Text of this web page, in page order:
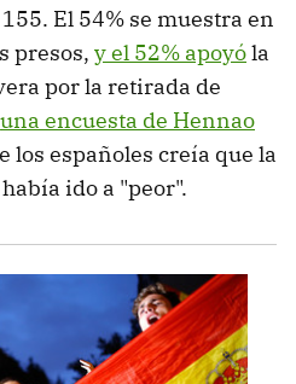
El 54% se muestra en
presos, y el 52% apoyóla
por la retirada de
una encuesta de Hennao
los españoles creía que la
ido a "peor".